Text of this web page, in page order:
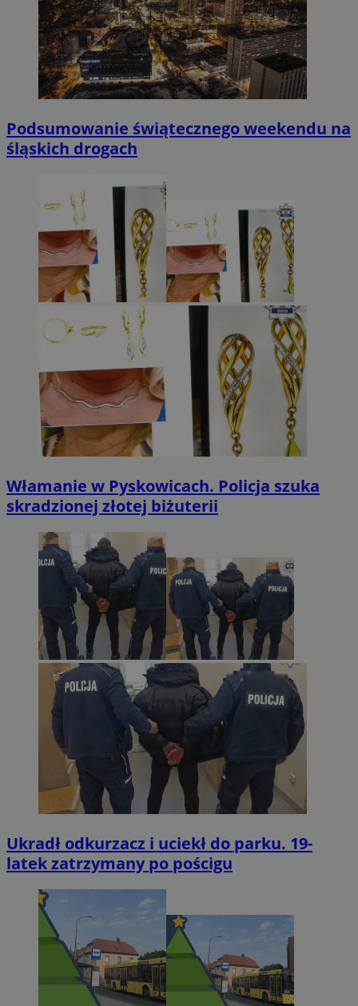
Podsumowanie świątecznego weekendu na
śląskich drogach
Włamanie w Pyskowicach. Policja szuka
skradzionej złotej biżuterii
Ukradł odkurzacz i uciekł do parku. 19-
latek zatrzymany po pościgu